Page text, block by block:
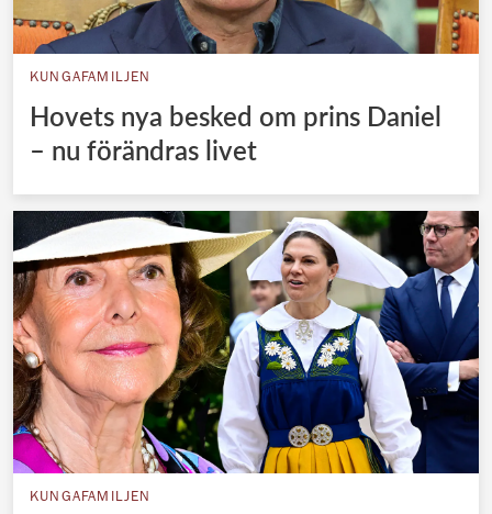
KUNGAFAMILJEN
Hovets nya besked om prins Daniel
– nu förändras livet
KUNGAFAMILJEN